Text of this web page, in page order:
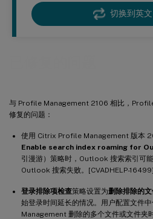
切换到英文
与 Profile Management 2106 相比，
修复的问题：
使用 Citrix Profile Management 版本
Enable search index roaming for
引漫游）策略时，Outlook 搜索索引可
Outlook 搜索失败。[CVADHELP-16499]
登录排除项检查策略设置为删除排除的
始登录时间延长的情况。用户配置文件
Management 删除的多个文件或文件夹